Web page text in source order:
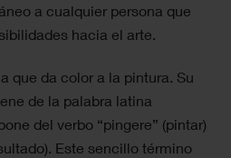
a cualquier persona que
hacia el arte.
que da color a la pintura. Su
de la palabra latina
del verbo “pingere” (pintar)
Este sencillo término